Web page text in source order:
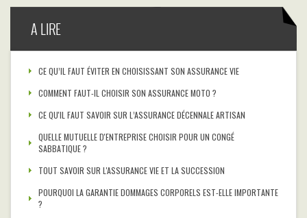
A LIRE
CE QU’IL FAUT ÉVITER EN CHOISISSANT SON ASSURANCE VIE
COMMENT FAUT-IL CHOISIR SON ASSURANCE MOTO ?
CE QU'IL FAUT SAVOIR SUR L’ASSURANCE DÉCENNALE ARTISAN
QUELLE MUTUELLE D'ENTREPRISE CHOISIR POUR UN CONGÉ
SABBATIQUE ?
TOUT SAVOIR SUR L'ASSURANCE VIE ET LA SUCCESSION
POURQUOI LA GARANTIE DOMMAGES CORPORELS EST-ELLE IMPORTANTE
?